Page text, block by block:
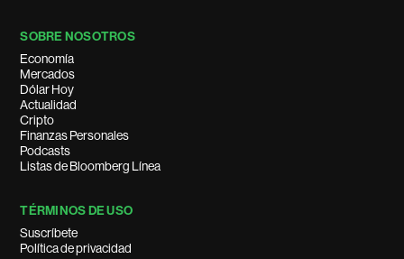
SOBRE NOSOTROS
Economía
Mercados
Dólar Hoy
Actualidad
Cripto
Finanzas Personales
Podcasts
Listas de Bloomberg Línea
TÉRMINOS DE USO
Suscríbete
Política de privacidad